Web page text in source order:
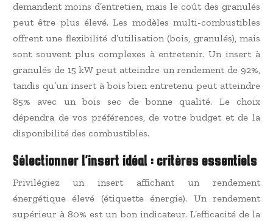
demandent moins d’entretien, mais le coût des granulés
peut être plus élevé. Les modèles multi-combustibles
offrent une flexibilité d’utilisation (bois, granulés), mais
sont souvent plus complexes à entretenir. Un insert à
granulés de 15 kW peut atteindre un rendement de 92%,
tandis qu’un insert à bois bien entretenu peut atteindre
85% avec un bois sec de bonne qualité. Le choix
dépendra de vos préférences, de votre budget et de la
disponibilité des combustibles.
Sélectionner l’insert idéal : critères essentiels
Privilégiez un insert affichant un rendement
énergétique élevé (étiquette énergie). Un rendement
supérieur à 80% est un bon indicateur. L’efficacité de la